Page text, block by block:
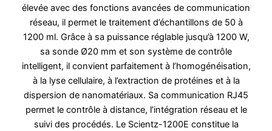
élevée avec des fonctions avancées de communication
réseau, il permet le traitement d’échantillons de 50 à
1200 ml. Grâce à sa puissance réglable jusqu’à 1200 W,
sa sonde Ø20 mm et son système de contrôle
intelligent, il convient parfaitement à l’homogénéisation,
à la lyse cellulaire, à l’extraction de protéines et à la
dispersion de nanomatériaux. Sa communication RJ45
permet le contrôle à distance, l’intégration réseau et le
suivi des procédés. Le Scientz-1200E constitue la